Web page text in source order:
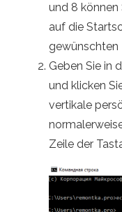
und 8
auf die
gewünschten
Geben Sie in
und klicken
vertikale
Zeile der